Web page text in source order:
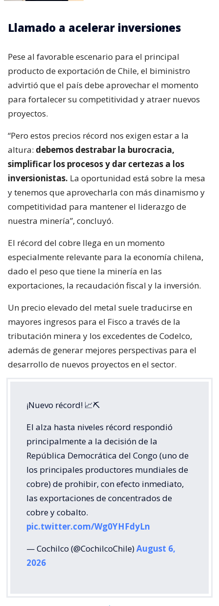
Llamado a acelerar inversiones
Pese al favorable escenario para el principal
producto de exportación de Chile, el biministro
advirtió que el país debe aprovechar el momento
para fortalecer su competitividad y atraer nuevos
proyectos.
“Pero estos precios récord nos exigen estar a la
altura: debemos destrabar la burocracia,
simplificar los procesos y dar certezas a los
inversionistas. La oportunidad está sobre la mesa
y tenemos que aprovecharla con más dinamismo y
competitividad para mantener el liderazgo de
nuestra minería”, concluyó.
El récord del cobre llega en un momento
especialmente relevante para la economía chilena,
dado el peso que tiene la minería en las
exportaciones, la recaudación fiscal y la inversión.
Un precio elevado del metal suele traducirse en
mayores ingresos para el Fisco a través de la
tributación minera y los excedentes de Codelco,
además de generar mejores perspectivas para el
desarrollo de nuevos proyectos en el sector.
¡Nuevo récord! 📈⛏️
El alza hasta niveles récord respondió
principalmente a la decisión de la
República Democrática del Congo (uno de
los principales productores mundiales de
cobre) de prohibir, con efecto inmediato,
las exportaciones de concentrados de
cobre y cobalto.
pic.twitter.com/Wg0YHFdyLn
— Cochilco (@CochilcoChile)August 6,
2026